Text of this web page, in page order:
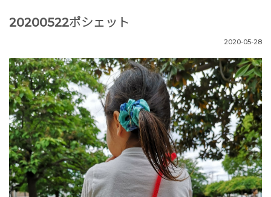
20200522ポシェット
2020-05-28